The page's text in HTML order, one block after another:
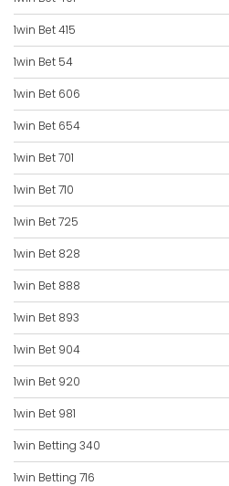
1win Bet 415
1win Bet 54
1win Bet 606
1win Bet 654
1win Bet 701
1win Bet 710
1win Bet 725
1win Bet 828
1win Bet 888
1win Bet 893
1win Bet 904
1win Bet 920
1win Bet 981
1win Betting 340
1win Betting 716